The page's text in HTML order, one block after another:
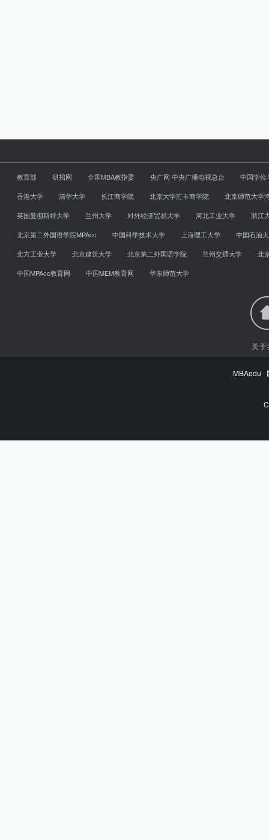
教育部 研招网 全国MBA教指委 央广网·中央广播电视总台
中国学位
香港大学
清华大学 长江商学院 北京大学汇丰商学院
北京师范大学
英国曼彻斯特大学
兰州大学 对外经济贸易大学 河北工业大学
浙江
北京第二外国语学院MPAcc
中国科学技术大学 上海理工大学
中国石油
北方工业大学
北京建筑大学 北京第二外国语学院 兰州交通大学
北
中国MPAcc教育网
中国MEM教育网 华东师范大学
关
MBAedu